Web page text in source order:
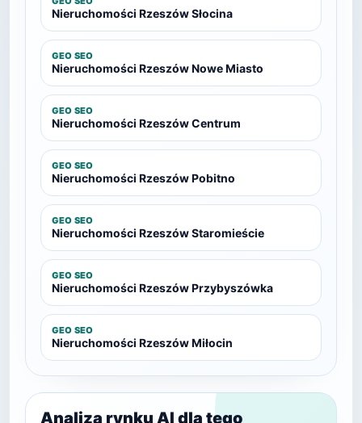
Nieruchomości Rzeszów Słocina
GEO SEO
Nieruchomości Rzeszów Nowe Miasto
GEO SEO
Nieruchomości Rzeszów Centrum
GEO SEO
Nieruchomości Rzeszów Pobitno
GEO SEO
Nieruchomości Rzeszów Staromieście
GEO SEO
Nieruchomości Rzeszów Przybyszówka
GEO SEO
Nieruchomości Rzeszów Miłocin
Analiza rynku AI dla tego